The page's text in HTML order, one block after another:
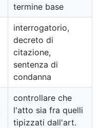
termine base
interrogatorio,
decreto di
citazione,
sentenza di
condanna
controllare che
l'atto sia fra quelli
tipizzati dall'art.